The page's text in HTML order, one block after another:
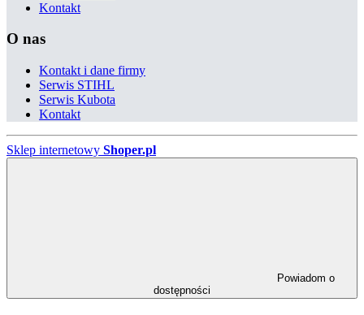
Kontakt
O nas
Kontakt i dane firmy
Serwis STIHL
Serwis Kubota
Kontakt
Sklep internetowy Shoper.pl
dostępności